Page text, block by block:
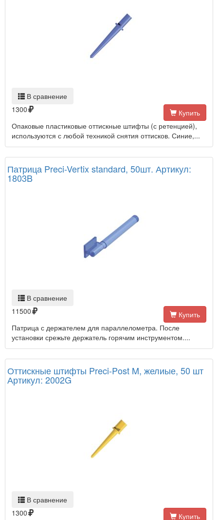
В сравнение
1300
Купить
Опаковые пластиковые оттискные штифты (с ретенцией),
используются с любой техникой снятия оттисков. Синие,...
Патрица Preci-Vertix standard, 50шт. Артикул:
1803B
В сравнение
11500
Купить
Патрица с держателем для параллелометра. После
установки срежьте держатель горячим инструментом....
Оттискные штифты Preci-Post M, желиые, 50 шт
Артикул: 2002G
В сравнение
1300
Купить